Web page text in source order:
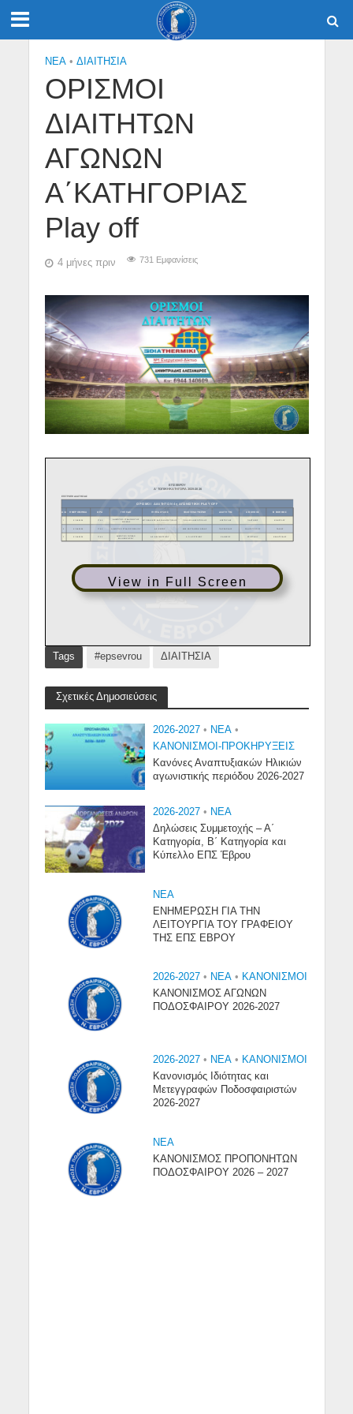
NEA • ΔΙΑΙΤΗΣΙΑ
ΟΡΙΣΜΟΙ
ΔΙΑΙΤΗΤΩΝ
ΑΓΩΝΩΝ
Α΄ΚΑΤΗΓΟΡΙΑΣ
Play off
4 μήνες πριν 731 Εμφανίσεις
View in Full Screen
Tags #epsevrou ΔΙΑΙΤΗΣΙΑ
Σχετικές Δημοσιεύσεις
2026-2027 • NEA •
ΚΑΝΟΝΙΣΜΟΙ-ΠΡΟΚΗΡΥΞΕΙΣ
Κανόνες Αναπτυξιακών Ηλικιών
αγωνιστικής περιόδου 2026-2027
2026-2027 • NEA
Δηλώσεις Συμμετοχής – Α΄
Κατηγορία, Β΄ Κατηγορία και
Κύπελλο ΕΠΣ Έβρου
NEA
ΕΝΗΜΕΡΩΣΗ ΓΙΑ ΤΗΝ
ΛΕΙΤΟΥΡΓΙΑ ΤΟΥ ΓΡΑΦΕΙΟΥ
ΤΗΣ ΕΠΣ ΕΒΡΟΥ
2026-2027 • NEA • ΚΑΝΟΝΙΣΜΟΙ
ΚΑΝΟΝΙΣΜΟΣ ΑΓΩΝΩΝ
ΠΟΔΟΣΦΑΙΡΟΥ 2026-2027
2026-2027 • NEA • ΚΑΝΟΝΙΣΜΟΙ
Κανονισμός Ιδιότητας και
Μετεγγραφών Ποδοσφαιριστών
2026-2027
NEA
ΚΑΝΟΝΙΣΜΟΣ ΠΡΟΠΟΝΗΤΩΝ
ΠΟΔΟΣΦΑΙΡΟΥ 2026 – 2027